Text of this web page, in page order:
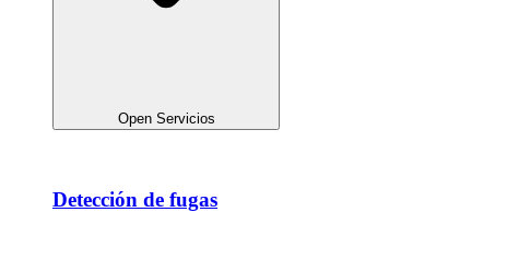
Open Servicios
Detección de fugas